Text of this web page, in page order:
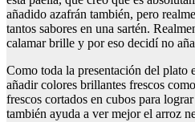
añadido azafrán también, pero
tantos sabores en una sartén.
calamar brille y por eso decidí no
Como toda la presentación del plato
añadir colores brillantes frescos
frescos cortados en cubos para
también ayuda a ver mejor el arroz